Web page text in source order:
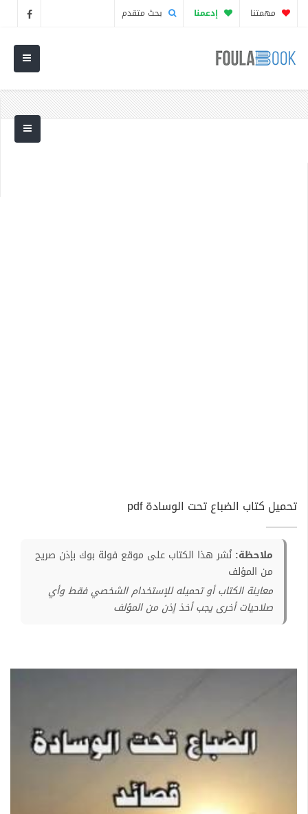
مهمتنا إدعمنا بحث متقدم
تحميل كتاب الضباع تحت الوسادة pdf
ملاحظة: نُشر هذا الكتاب على موقع فولة بوك بإذن صريح
من المؤلف
معاينة الكتاب أو تحميله للإستخدام الشخصي فقط وأي
صلاحيات أخرى يجب أخذ إذن من المؤلف